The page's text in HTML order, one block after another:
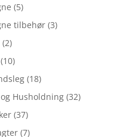
(5)
tilbehør (3)
(2)
(10)
(18)
Husholdning (32)
(37)
(7)